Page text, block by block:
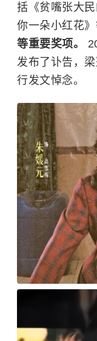
括《贫嘴张大
你一朵小红花》
等重要奖项。
发布了讣告，
行发文悼念。